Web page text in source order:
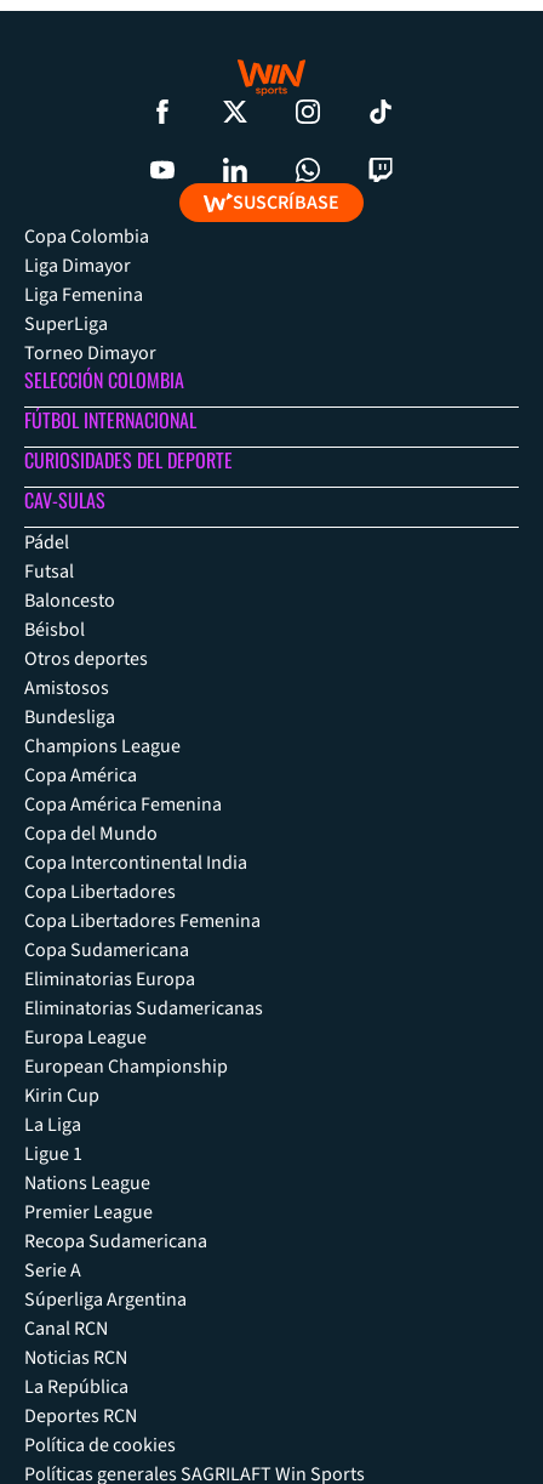
SUSCRÍBASE
Copa Colombia
Liga Dimayor
Liga Femenina
SuperLiga
Torneo Dimayor
SELECCIÓN COLOMBIA
FÚTBOL INTERNACIONAL
CURIOSIDADES DEL DEPORTE
CAV-SULAS
Pádel
Futsal
Baloncesto
Béisbol
Otros deportes
Amistosos
Bundesliga
Champions League
Copa América
Copa América Femenina
Copa del Mundo
Copa Intercontinental India
Copa Libertadores
Copa Libertadores Femenina
Copa Sudamericana
Eliminatorias Europa
Eliminatorias Sudamericanas
Europa League
European Championship
Kirin Cup
La Liga
Ligue 1
Nations League
Premier League
Recopa Sudamericana
Serie A
Súperliga Argentina
Canal RCN
Noticias RCN
La República
Deportes RCN
Política de cookies
Políticas generales SAGRILAFT Win Sports